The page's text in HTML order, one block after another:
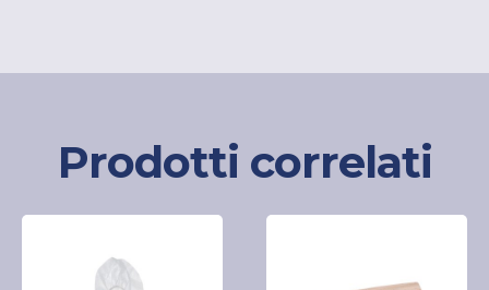
Prodotti correlati